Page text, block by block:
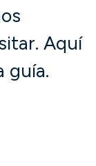
Aquí
guía.